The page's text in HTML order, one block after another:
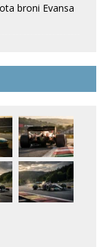
broni Evansa